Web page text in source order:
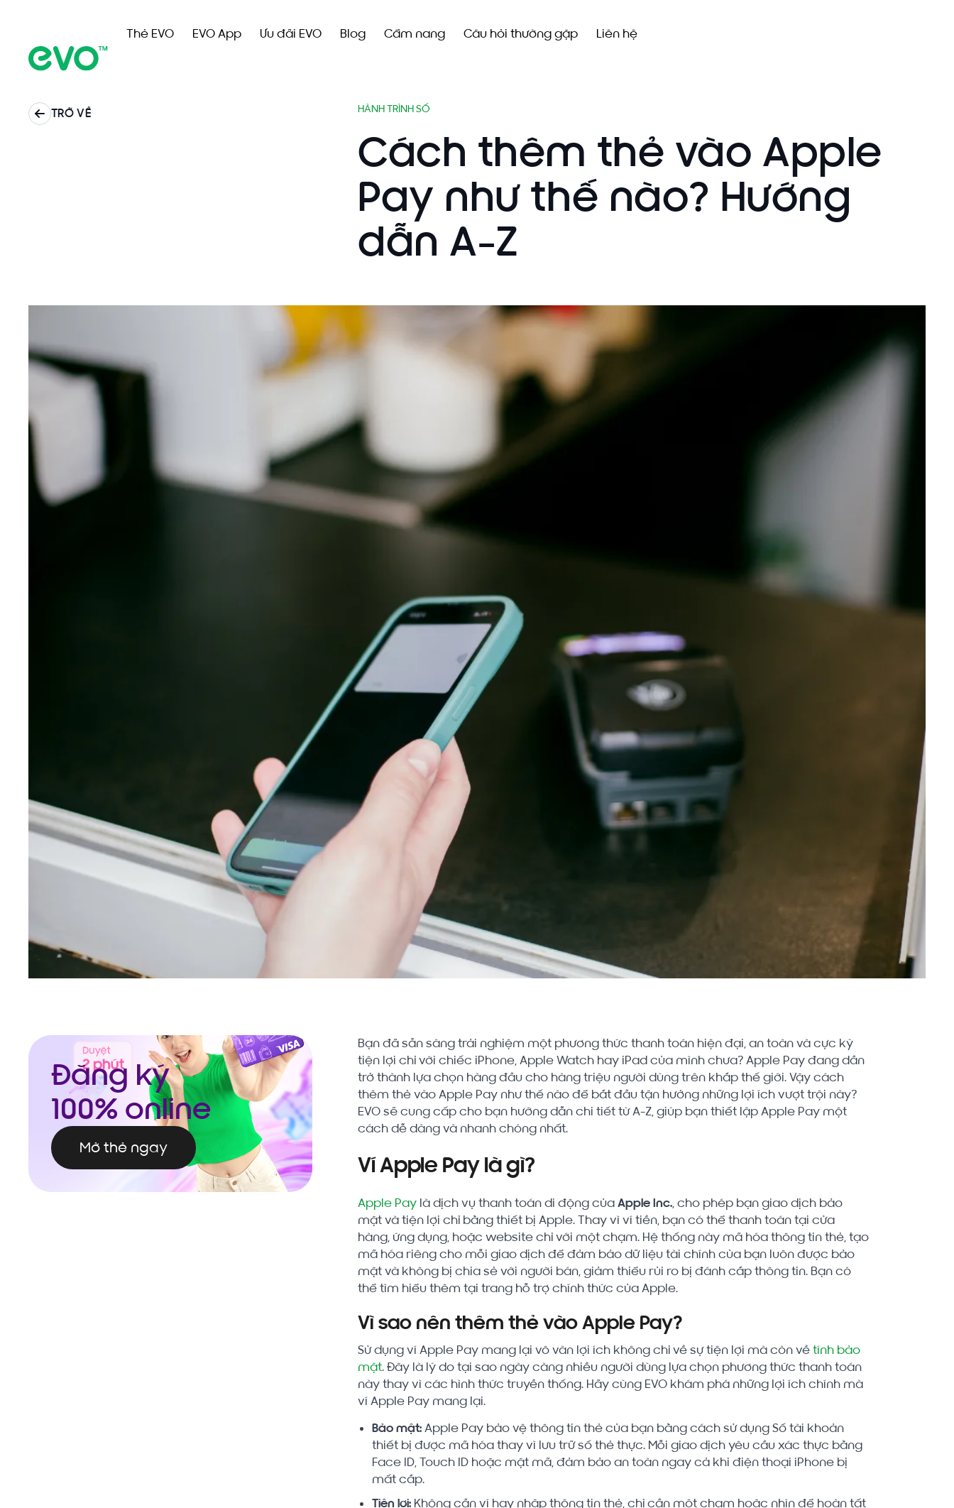
Thẻ EVO EVO App Ưu đãi EVO Blog Cẩm nang Câu hỏi thường gặp Liên hệ
TRỞ VỀ HÀNH TRÌNH SỐ
Cách thêm thẻ vào Apple
Pay như thế nào? Hướng
dẫn A-Z
Đăng ký
100% online
Mở thẻ ngay
Bạn đã sẵn sàng trải nghiệm một phương thức thanh toán hiện đại, an toàn và cực kỳ
tiện lợi chỉ với chiếc iPhone, Apple Watch hay iPad của mình chưa? Apple Pay đang dần
trở thành lựa chọn hàng đầu cho hàng triệu người dùng trên khắp thế giới. Vậy cách
thêm thẻ vào Apple Pay như thế nào để bắt đầu tận hưởng những lợi ích vượt trội này?
EVO sẽ cung cấp cho bạn hướng dẫn chi tiết từ A-Z, giúp bạn thiết lập Apple Pay một
cách dễ dàng và nhanh chóng nhất.
Ví Apple Pay là gì?
Apple Pay là dịch vụ thanh toán di động củaApple Inc., cho phép bạn giao dịch bảo
mật và tiện lợi chỉ bằng thiết bị Apple. Thay vì ví tiền, bạn có thể thanh toán tại cửa
hàng, ứng dụng, hoặc website chỉ với một chạm. Hệ thống này mã hóa thông tin thẻ, tạo
mã hóa riêng cho mỗi giao dịch để đảm bảo dữ liệu tài chính của bạn luôn được bảo
mật và không bị chia sẻ với người bán, giảm thiểu rủi ro bị đánh cắp thông tin. Bạn có
thể tìm hiểu thêm tại trang hỗ trợ chính thức của Apple.
Vì sao nên thêm thẻ vào Apple Pay?
Sử dụng ví Apple Pay mang lại vô vàn lợi ích không chỉ về sự tiện lợi mà còn vềtính bảo
mật. Đây là lý do tại sao ngày càng nhiều người dùng lựa chọn phương thức thanh toán
này thay vì các hình thức truyền thống. Hãy cùng EVO khám phá những lợi ích chính mà
ví Apple Pay mang lại.
Bảo mật:Apple Pay bảo vệ thông tin thẻ của bạn bằng cách sử dụng Số tài khoản
thiết bị được mã hóa thay vì lưu trữ số thẻ thực. Mỗi giao dịch yêu cầu xác thực bằng
Face ID, Touch ID hoặc mật mã, đảm bảo an toàn ngay cả khi điện thoại iPhone bị
mất cắp.
Tiện lợi: Không cần ví hay nhập thông tin thẻ, chỉ cần một chạm hoặc nhìn để hoàn tất